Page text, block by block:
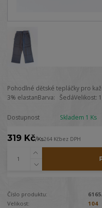
Pohodlné dětské tepláčky pro
3% elastanBarva: ŠedáVelikost:
Dostupnost Skladem 1 Ks
319 Kč/Ks264 Kčbez DPH
Číslo produktu:
Velikost:
104